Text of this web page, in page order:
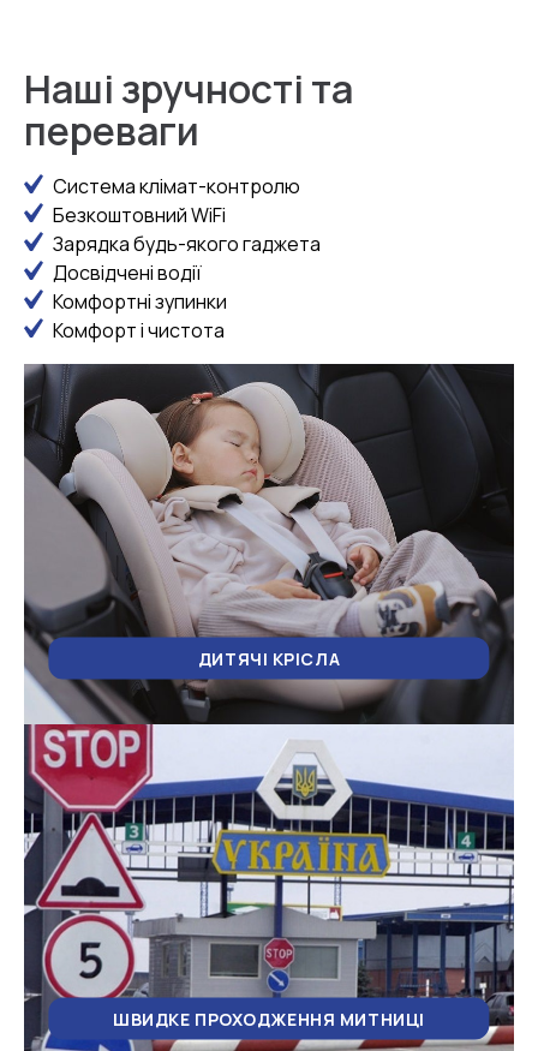
Наші зручності та
переваги
Система клімат-контролю
Безкоштовний WiFi
Зарядка будь-якого гаджета
Досвідчені водії
Комфортні зупинки
Комфорт і чистота
ДИТЯЧІ КРІСЛА
ШВИДКЕ ПРОХОДЖЕННЯ МИТНИЦІ